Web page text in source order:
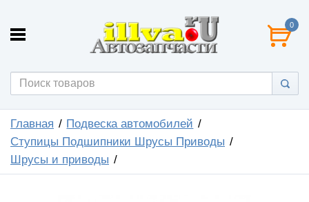
0
Главная
Подвеска автомобилей
Ступицы Подшипники Шрусы Приводы
Шрусы и приводы